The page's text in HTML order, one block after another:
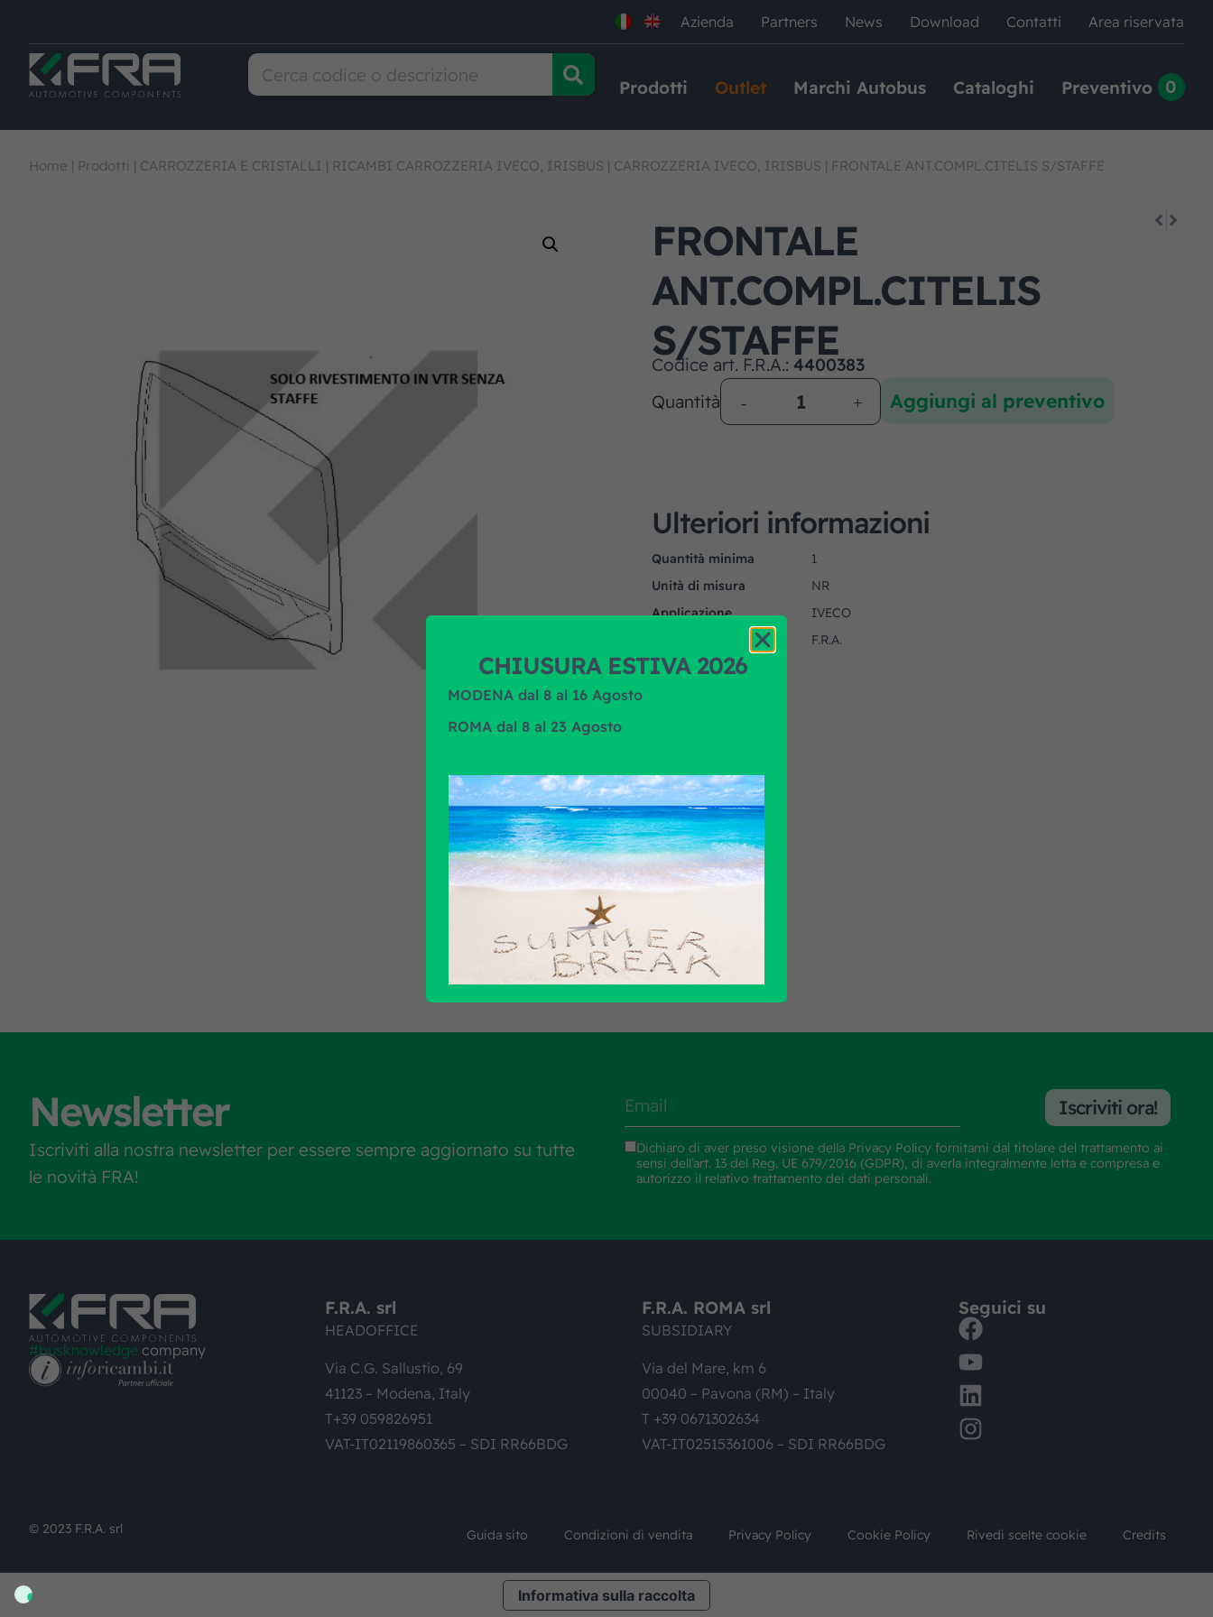
Azienda Partners News Download Contatti Area riservata
Prodotti Outlet Marchi Autobus Cataloghi Preventivo 0
Home | Prodotti | CARROZZERIA E CRISTALLI | RICAMBI CARROZZERIA IVECO, IRISBUS | CARROZZERIA IVECO, IRISBUS | FRONTALE ANT.COMPL.CITELIS S/STAFFE
FRONTALE
ANT.COMPL.CITELIS
S/STAFFE
Codice art. F.R.A.: 4400383
Quantità
Aggiungi al preventivo
Ulteriori informazioni
Quantità minima
1
Unità di misura
NR
Applicazione
IVECO
F.R.A.
Scopri tutti i prodotti
Newsletter
Iscriviti alla nostra newsletter per essere sempre aggiornato su tutte
le novità FRA!
Dichiaro di aver preso visione della Privacy Policy fornitami dal titolare del trattamento ai
sensi dell’art. 13 del Reg. UE 679/2016 (GDPR), di averla integralmente letta e compresa e
autorizzo il relativo trattamento dei dati personali.
Iscriviti ora!
#busknowledge company
F.R.A. srl
HEADOFFICE
Via C.G. Sallustio, 69
41123 – Modena, Italy
T+39 059826951
VAT-IT02119860365 – SDI RR66BDG
F.R.A. ROMA srl
SUBSIDIARY
Via del Mare, km 6
00040 – Pavona (RM) – Italy
T +39 0671302634
VAT-IT02515361006 – SDI RR66BDG
Seguici su
© 2023 F.R.A. srl Guida sito Condizioni di vendita Privacy Policy Cookie Policy Rivedi scelte cookie Credits
CHIUSURA ESTIVA 2026
MODENA dal 8 al 16 Agosto
ROMA dal 8 al 23 Agosto
Informativa sulla raccolta